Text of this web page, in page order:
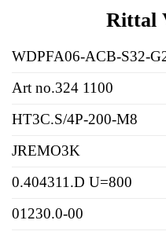
Rittal
WDPFA06-ACB-S32-
Art no.324 1100
HT3C.S/4P-200-M8
JREMO3K
0.404311.D U=800
01230.0-00